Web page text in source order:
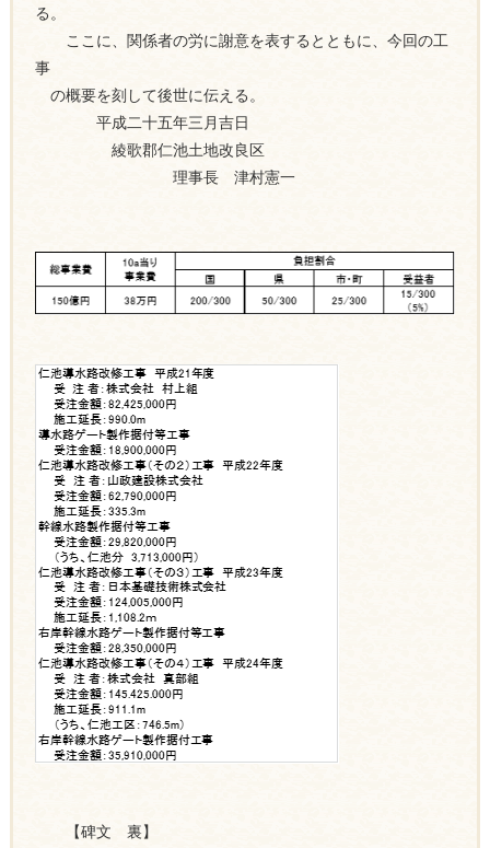
る。
ここに、関係者の労に謝意を表するとともに、今回の工
事
の概要を刻して後世に伝える。
平成二十五年三月吉日
綾歌郡仁池土地改良区
理事長 津村憲一
【碑文 裏】